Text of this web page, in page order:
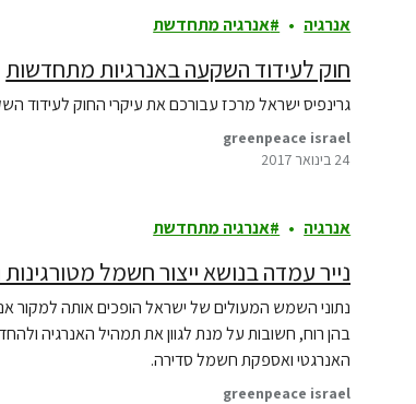
אנרגיה אנרגיה מתחדשת
חוק לעידוד השקעה באנרגיות מתחדשות
גרינפיס ישראל מרכז עבורכם את עיקרי החוק לעידוד
greenpeace israel
24 בינואר 2017
אנרגיה אנרגיה מתחדשת
נייר עמדה בנושא ייצור חשמל מטורגינות
נתוני השמש המעולים של ישראל הופכים אותה
בהן רוח, חשובות על מנת לגוון את תמהיל האנרגיה
האנרגטי ואספקת חשמל סדירה.
greenpeace israel